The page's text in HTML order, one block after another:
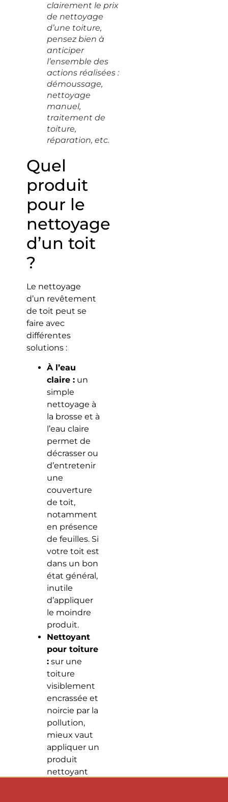
clairement le prix
de nettoyage
d’une toiture,
pensez bien à
anticiper
l’ensemble des
actions réalisées :
démoussage,
nettoyage
manuel,
traitement de
toiture,
réparation, etc.
Quel
produit
pour le
nettoyage
d’un toit
?
Le nettoyage
d’un revêtement
de toit peut se
faire avec
différentes
solutions :
À l’eau
claire :un
simple
nettoyage à
la brosse et à
l’eau claire
permet de
décrasser ou
d’entretenir
une
couverture
de toit,
notamment
en présence
de feuilles. Si
votre toit est
dans un bon
état général,
inutile
d’appliquer
le moindre
produit.
Nettoyant
pour toiture
:sur une
toiture
visiblement
encrassée et
noircie par la
pollution,
mieux vaut
appliquer un
produit
nettoyant